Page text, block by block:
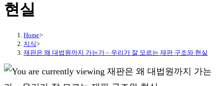
현실
Home>
지식>
재판은 왜 대법원까지 가는가 – 우리가 잘 모르는 재판 구조와 현실